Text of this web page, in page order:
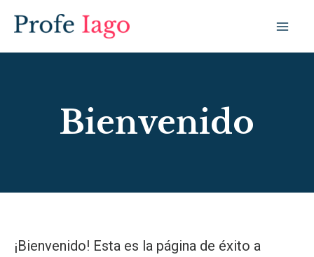
contenido
Bienvenido
¡Bienvenido! Esta es la página de éxito a